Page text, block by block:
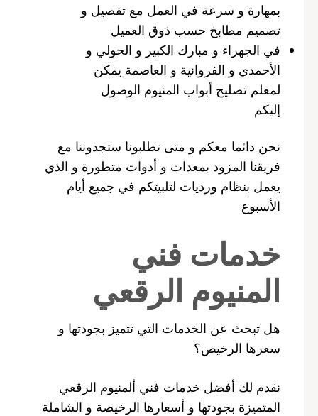
بمهارة و سرعة في العمل مع تفصيل و
تصميم مطابخ حسب ذوق العميل
في الجهراء و مبارك الكبير و الحولي و
الأحمدي و الفروانية و العاصمة يمكن
لمعلم تصليح أبواب المنيوم الوصول
إليكم
نحن دائما معكم و متى تطلبونا ستجدوننا مع
فريقنا المزود بمعدات و أدوات متطورة و الذي
يعمل بنظام ورديات لتلبيتكم في جميع أيام
الأسبوع
خدمات فني
المنيوم الرقعي
هل تبحث عن الخدمات التي تتميز بجودتها و
سعرها الرخيص؟
نقدم لك أفضل خدمات فني ألمنيوم الرقعي
المتميزة بجودتها و أسعارها الرخيصة و الشاملة